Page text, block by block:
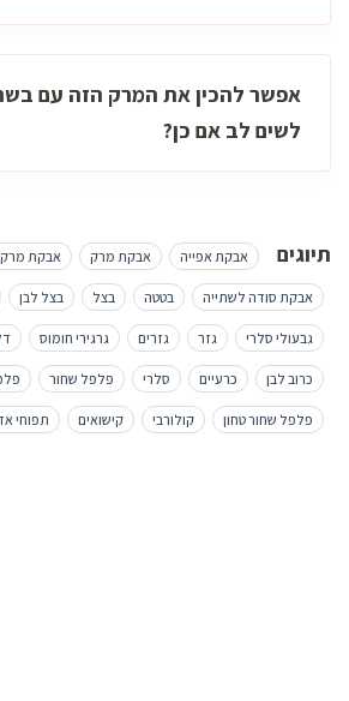
אפשר להכין את המרק הזה עם
לשים לב אם כן?
תיוגים אבקת אפייה אבקת מרק אבקת מרק
אבקת סודה לשתייה בטטה בצל בצל לבן
גבעולי סלרי גזר גזרים גרגירי חומוס
כרוב לבן כרעיים סלרי פלפל שחור
פלפל שחור טחון קולורבי קישואים תפוחי